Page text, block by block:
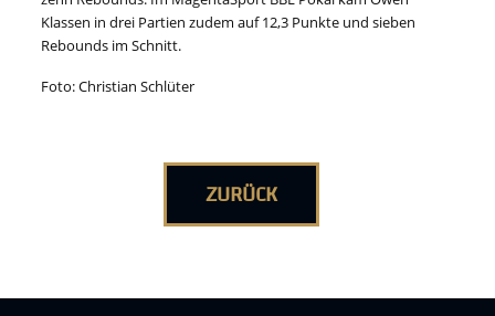
Klassen in drei Partien zudem auf 12,3 Punkte und sieben
Rebounds im Schnitt.
Foto: Christian Schlüter
ZURÜCK